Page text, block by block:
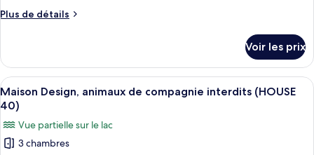
chambre :
sauna
(HOUSE
36)
Plus de détails
Plus
le
type
de
chambre
Maison
Deluxe,
sauna
(HOUSE
Voir les prix
Afficher
toutes
les
photos
pour
Une chambre moderne avec deux
8
Maison Design, animaux de compagnie interdits (HOUSE
40)
Vue partielle sur le lac
3 chambres